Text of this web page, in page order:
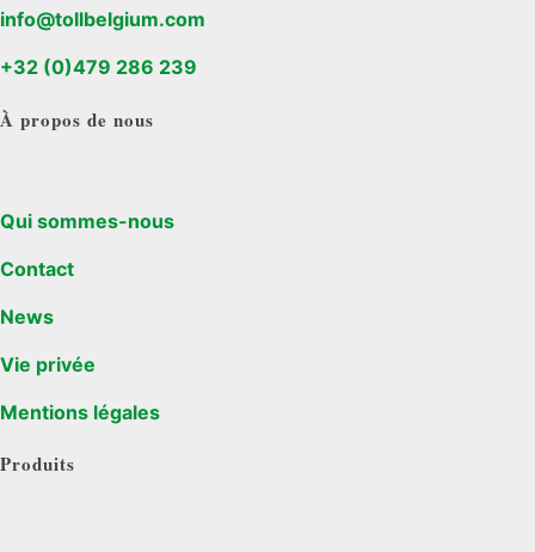
info@tollbelgium.com
+32 (0)479 286 239
À propos de nous
Qui sommes-nous
Contact
News
Vie privée
Mentions légales
Produits